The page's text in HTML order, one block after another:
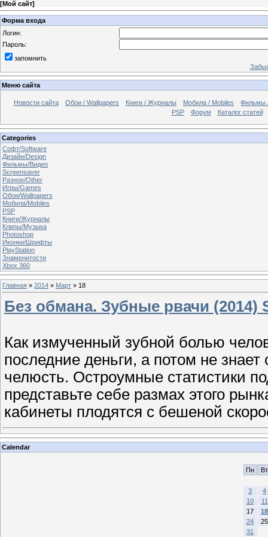
[Мой сайт]
Форма входа
Логин:
Пароль:
запомнить
Меню сайта
Новости сайта Обои / Wallpapers Книги / Журналы Мобила / Mobiles
Фильмы
PSP
Форум Каталог статей
Categories
Софт/Software
Дизайн/Design
Фильмы/Видео
Screensaver
Разное/Other
Игры/Games
Обои/Wallpapers
Мобила/Mobiles
PSP
Книги/Журналы
Клипы/Музыка
Photoshop
Иконки/Шрифты
PlayStation
Знаменитости
Xbox 360
Главная » 2014 » Март » 18
Без обмана. Зубные рвачи (2014)
Как измученный зубной болью
последние деньги, а потом не
челюсть. Остроумные статистики
представьте себе размах этого
кабинеты плодятся с бешеной
Calendar
Пн Вт
3
4
10
11
17
18
24
25
31